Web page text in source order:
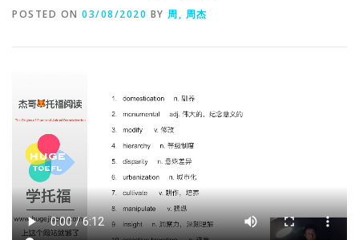
POSTED ON 03/08/2020 BY 周, 周杰